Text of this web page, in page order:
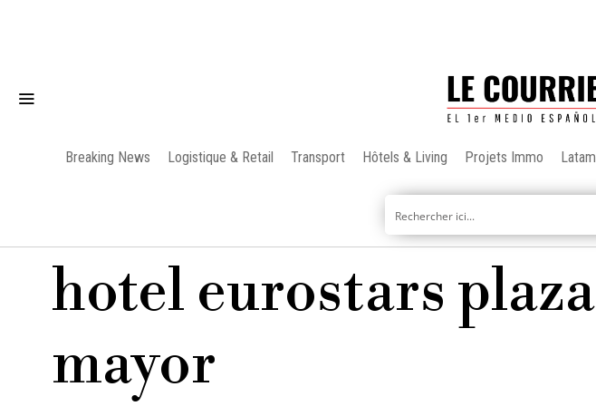
Breaking News Logistique & Retail Transport Hôtels & Living Projets Immo Latam
hotel eurostars plaza
mayor